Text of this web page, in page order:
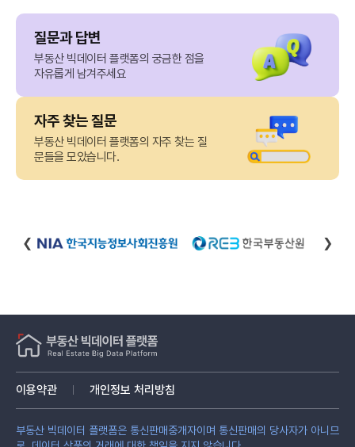
질문과 답변
부동산 빅데이터 플랫폼의 궁금한 점을
자유롭게 남겨주세요
자주 찾는 질문
부동산 빅데이터 플랫폼의 자주 찾는 질
문들을 모았습니다.
❮ ❯
이용약관 개인정보 처리방침
부동산 빅데이터 플랫폼은 통신판매중개자이며 통신판매의 당사자가 아니므